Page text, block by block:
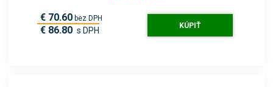
€ 70.60 bez DPH
€ 86.80 s DPH KÚPIŤ